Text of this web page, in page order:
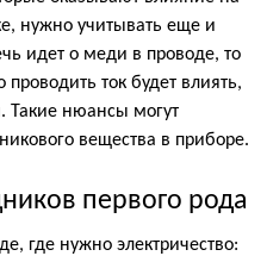
нужно учитывать еще и
идет о меди в проводе, то
проводить ток будет влиять,
Такие нюансы могут
вещества в приборе.
первого рода
где нужно электричество: